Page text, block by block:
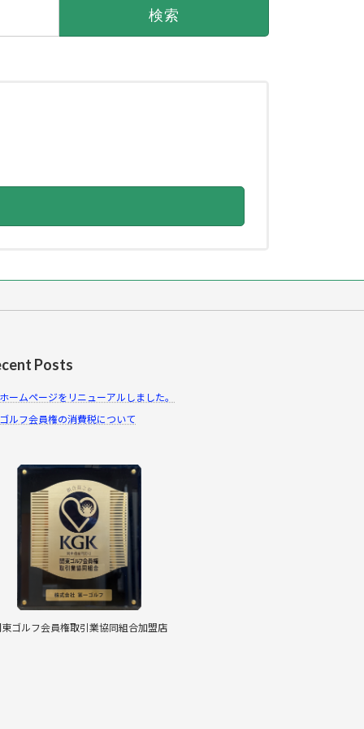
Posts
ホームページをリニューアルしました。
ゴルフ会員権の消費税について
ゴルフ会員権取引業協同組合加盟店